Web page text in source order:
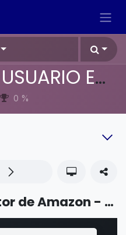
MANUALES DE USUARIO EN ESPAÑOL ODOO 19
0 %
VENTAS - Conector de Amazon - Gestión de ordenes en Amazon